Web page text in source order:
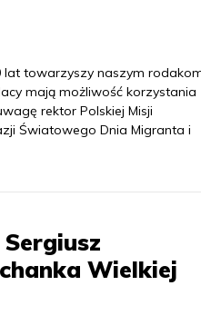
lat towarzyszy naszym
mają możliwość korzystania
rektor Polskiej Misji
Światowego Dnia Migranta i
Wielkiej